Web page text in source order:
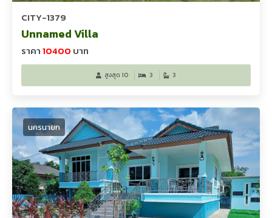
CITY-1379
Unnamed Villa
ราคา10400 บาท
สูงสุด 10 3 3
นครนายก